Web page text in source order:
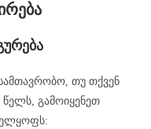
თუ თქვენ
წელს, გამოიყენეთ